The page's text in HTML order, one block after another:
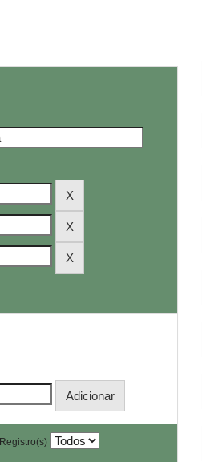
Registro(s)